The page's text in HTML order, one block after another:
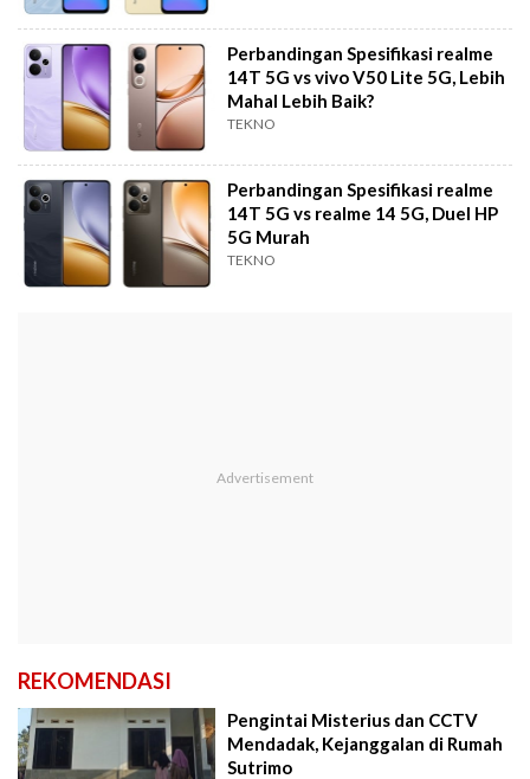
Perbandingan Spesifikasi realme
14T 5G vs vivo V50 Lite 5G, Lebih
Mahal Lebih Baik?
TEKNO
Perbandingan Spesifikasi realme
14T 5G vs realme 14 5G, Duel HP
5G Murah
TEKNO
REKOMENDASI
Pengintai Misterius dan CCTV
Mendadak, Kejanggalan di Rumah
Sutrimo